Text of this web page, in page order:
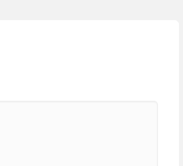
，并在下方浮窗聚合显示，支
隐藏时间，提升菜单栏管理灵